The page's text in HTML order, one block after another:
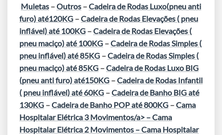
Muletas –Outros –Cadeira de Rodas Luxo(pneu anti
furo) até120KG –Cadeira de Rodas Elevações ( pneu
inflável) até 100KG –Cadeira de Rodas Elevações (
pneu maciço) até 100KG –Cadeira de Rodas Simples (
pneu inflável) até 85KG –Cadeira de Rodas Simples (
pneu maciço) até 85KG –Cadeira de Rodas Luxo BIG
(pneu anti furo) até150KG –Cadeira de Rodas Infantil
( pneu inflável) até 60KG –Cadeira de Banho BIG até
130KG –Cadeira de Banho POP até 800KG –Cama
Hospitalar Elétrica 3 Movimentos/a> –Cama
Hospitalar Elétrica 2 Movimentos –Cama Hospitalar